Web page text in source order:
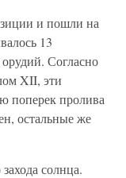
и пошли на
13
Согласно
XII, эти
поперек пролива
остальные же
солнца.